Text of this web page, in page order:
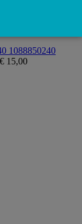
1088850240
€ 15,00